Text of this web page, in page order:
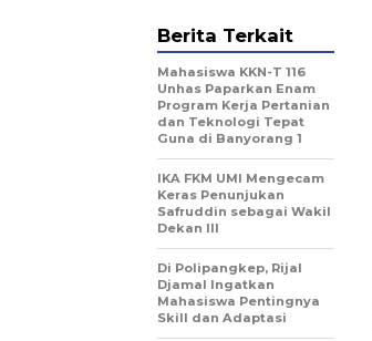
Berita Terkait
Mahasiswa KKN-T 116
Unhas Paparkan Enam
Program Kerja Pertanian
dan Teknologi Tepat
Guna di Banyorang 1
IKA FKM UMI Mengecam
Keras Penunjukan
Safruddin sebagai Wakil
Dekan III
Di Polipangkep, Rijal
Djamal Ingatkan
Mahasiswa Pentingnya
Skill dan Adaptasi